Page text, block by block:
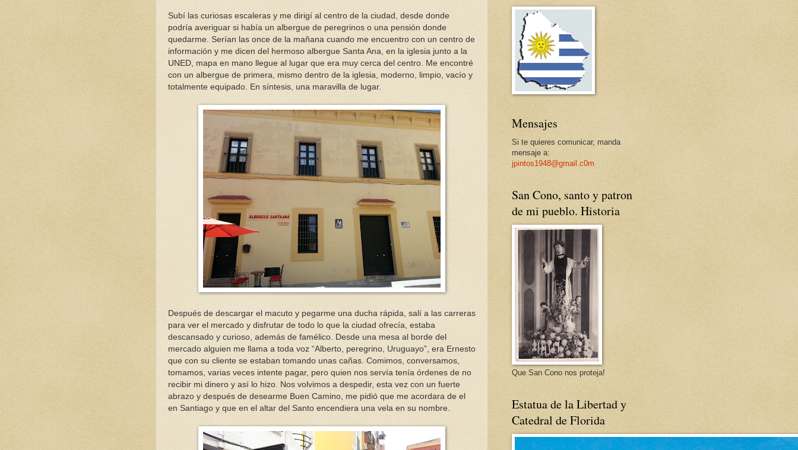
Subí las curiosas escaleras y me dirigí al centro de la ciudad, desde donde
podría averiguar si había un albergue de peregrinos o una pensión donde
quedarme. Serían las once de la mañana cuando me encuentro con un centro de
información y me dicen del hermoso albergue Santa Ana, en la iglesia junto a la
UNED, mapa en mano llegue al lugar que era muy cerca del centro. Me encontré
con un albergue de primera, mismo dentro de la iglesia, moderno, limpio, vacío y
totalmente equipado. En síntesis, una maravilla de lugar.
Después de descargar el macuto y pegarme una ducha rápida, salí a las carreras
para ver el mercado y disfrutar de todo lo que la ciudad ofrecía, estaba
descansado y curioso, además de famélico. Desde una mesa al borde del
mercado alguien me llama a toda voz “Alberto, peregrino, Uruguayo”, era Ernesto
que con su cliente se estaban tomando unas cañas. Comimos, conversamos,
tomamos, varias veces intente pagar, pero quien nos servía tenía órdenes de no
recibir mi dinero y así lo hizo. Nos volvimos a despedir, esta vez con un fuerte
abrazo y después de desearme Buen Camino, me pidió que me acordara de el
en Santiago y que en el altar del Santo encendiera una vela en su nombre.
Mensajes
Si te quieres comunicar, manda
mensaje a:
jpintos1948@gmail.c0m
San Cono, santo y patron
de mi pueblo. Historia
Que San Cono nos proteja!
Estatua de la Libertad y
Catedral de Florida